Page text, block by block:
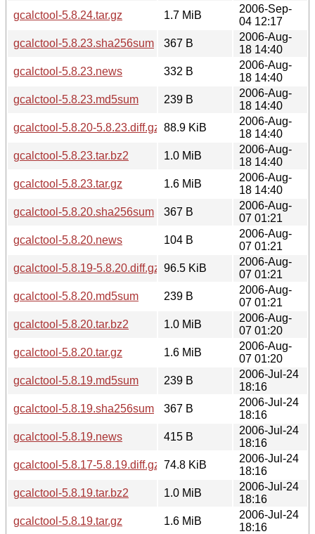
gcalctool-5.8.24.tar.gz
1.7 MiB
2006-Sep-
04 12:17
gcalctool-5.8.23.sha256sum
367 B
2006-Aug-
18 14:40
gcalctool-5.8.23.news
332 B
2006-Aug-
18 14:40
gcalctool-5.8.23.md5sum
239 B
2006-Aug-
18 14:40
gcalctool-5.8.20-5.8.23.diff.gz 88.9 KiB
2006-Aug-
18 14:40
gcalctool-5.8.23.tar.bz2
1.0 MiB
2006-Aug-
18 14:40
gcalctool-5.8.23.tar.gz
1.6 MiB
2006-Aug-
18 14:40
gcalctool-5.8.20.sha256sum
367 B
2006-Aug-
07 01:21
gcalctool-5.8.20.news
104 B
2006-Aug-
07 01:21
gcalctool-5.8.19-5.8.20.diff.gz 96.5 KiB
2006-Aug-
07 01:21
gcalctool-5.8.20.md5sum
239 B
2006-Aug-
07 01:21
gcalctool-5.8.20.tar.bz2
1.0 MiB
2006-Aug-
07 01:20
gcalctool-5.8.20.tar.gz
1.6 MiB
2006-Aug-
07 01:20
gcalctool-5.8.19.md5sum
239 B
2006-Jul-24
18:16
gcalctool-5.8.19.sha256sum
367 B
2006-Jul-24
18:16
gcalctool-5.8.19.news
415 B
2006-Jul-24
18:16
gcalctool-5.8.17-5.8.19.diff.gz 74.8 KiB
2006-Jul-24
18:16
gcalctool-5.8.19.tar.bz2
1.0 MiB
2006-Jul-24
18:16
gcalctool-5.8.19.tar.gz
1.6 MiB
2006-Jul-24
18:16